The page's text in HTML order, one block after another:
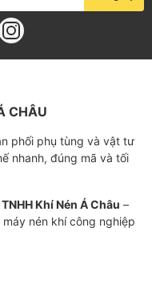
bì.
kim loại.
tại ACCOM
CHÂU
phối phụ tùng và vật tư
nhanh, đúng mã và tối
Khí Nén Á Châu –
nén khí công nghiệp